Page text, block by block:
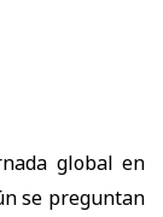
global en
se preguntan